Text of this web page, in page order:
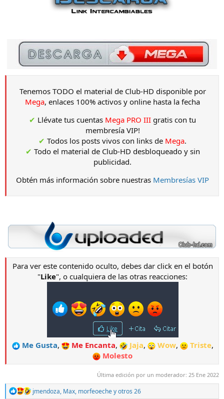
Tenemos TODO el material de Club-HD disponible por
Mega, enlaces 100% activos y online hasta la fecha
✔ Llévate tus cuentas Mega PRO III gratis con tu
membresía VIP!
✔ Todos los posts vivos con links de Mega.
✔ Todo el material de Club-HD desbloqueado y sin
publicidad.
Obtén más información sobre nuestras Membresías VIP
Para ver este contenido oculto, debes dar click en el botón
"Like", o cualquiera de las otras reacciones:
Me Gusta, Me Encanta, Jaja, Wow, Triste,
Molesto
Última edición por un moderador: 25 Ene 2022
R
jmendoza, Max, morfeoechey otros 26